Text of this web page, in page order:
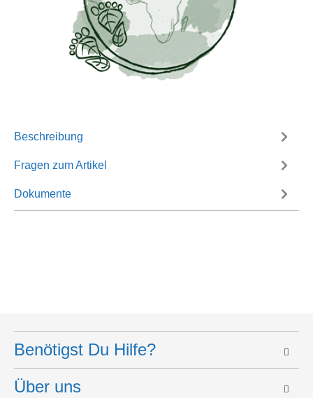
Beschreibung
Fragen zum Artikel
Dokumente
Benötigst Du Hilfe?
Über uns